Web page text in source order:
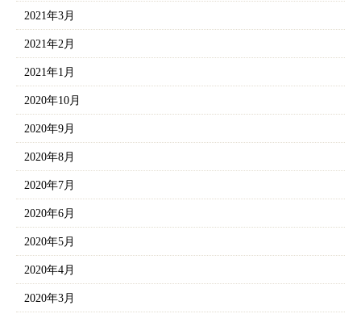
2021年3月
2021年2月
2021年1月
2020年10月
2020年9月
2020年8月
2020年7月
2020年6月
2020年5月
2020年4月
2020年3月